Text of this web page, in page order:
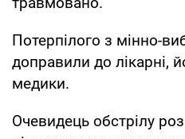
Потерпілого з мінно-
доправили до лікарні,
медики.
Очевидець обстрілу